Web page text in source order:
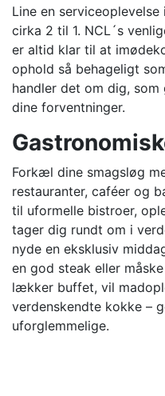
Line en
cirka 2 til 1. NCL´s
er altid klar til at
ophold så behageligt
handler det om dig,
dine forventninger.
Forkæl dine smagsløg
restauranter, caféer og
til uformelle bistroer,
tager dig rundt om i
nyde en eksklusiv
en god steak eller
lækker buffet, vil
verdenskendte kokke –
uforglemmelige.